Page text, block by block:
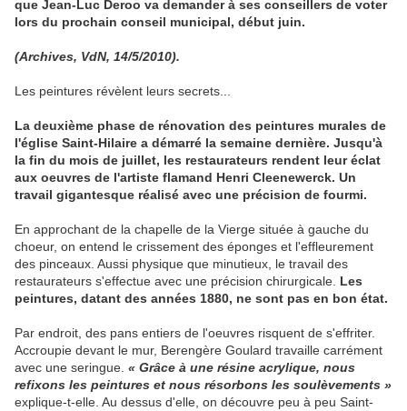
que Jean-Luc Deroo va demander à ses conseillers de voter
lors du prochain conseil municipal, début juin.
(Archives, VdN, 14/5/2010).
Les peintures révèlent leurs secrets...
La deuxième phase de rénovation des peintures murales de
l'église Saint-Hilaire a démarré la semaine dernière. Jusqu'à
la fin du mois de juillet, les restaurateurs rendent leur éclat
aux oeuvres de l'artiste flamand Henri Cleenewerck. Un
travail gigantesque réalisé avec une précision de fourmi.
En approchant de la chapelle de la Vierge située à gauche du
choeur, on entend le crissement des éponges et l'effleurement
des pinceaux. Aussi physique que minutieux, le travail des
restaurateurs s'effectue avec une précision chirurgicale. Les
peintures, datant des années 1880, ne sont pas en bon état.
Par endroit, des pans entiers de l'oeuvres risquent de s'effriter.
Accroupie devant le mur, Berengère Goulard travaille carrément
avec une seringue. « Grâce à une résine acrylique, nous
refixons les peintures et nous résorbons les soulèvements »
explique-t-elle. Au dessus d'elle, on découvre peu à peu Saint-